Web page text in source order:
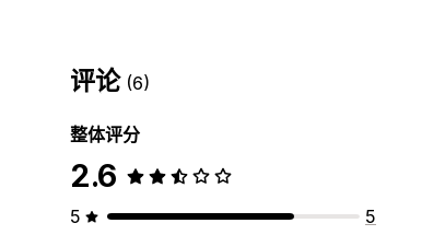
评论 (6)
整体评分
2.6
5
5